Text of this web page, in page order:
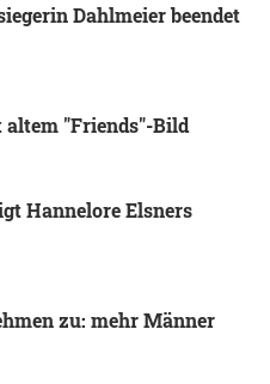
Dahlmeier beendet
altem "Friends"-Bild
Hannelore Elsners
zu: mehr Männer